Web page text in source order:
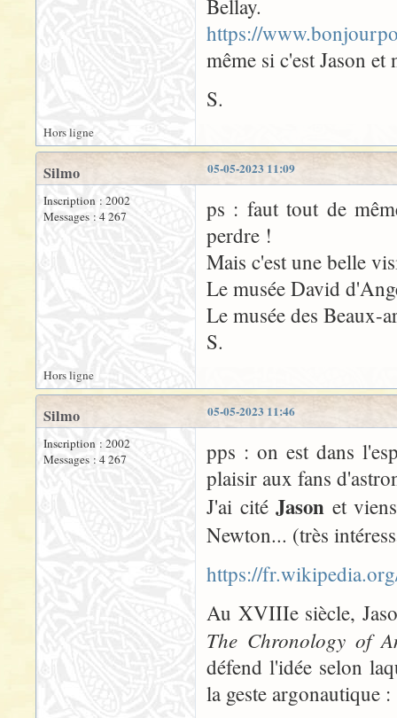
Bellay.
https://
même si c'est Jason
S.
Hors ligne
05-05-2023 11:09
Silmo
Inscription : 2002
Messages : 4 267
ps : faut tout de
perdre !
Mais c'est une belle
Le musée David
Le musée des Beaux-
S.
Hors ligne
05-05-2023 11:46
Silmo
Inscription : 2002
Messages : 4 267
pps : on est dans
plaisir aux fans
J'ai cité Jason et
Newton... (très
https://
Au XVIIIe siècle,
The Chronology of
défend l'idée selon
la geste argonautique :